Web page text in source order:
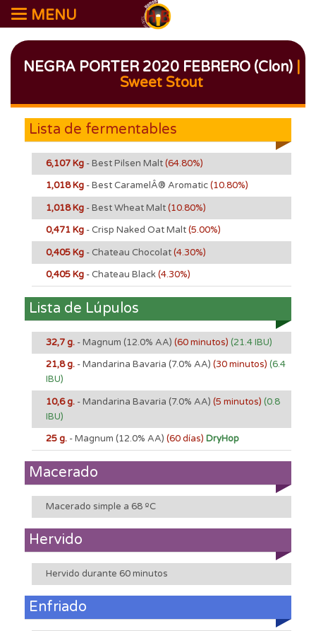
MENU
NEGRA PORTER 2020 FEBRERO (Clon)|
Sweet Stout
Lista de fermentables
6,107 Kg - Best Pilsen Malt(64.80%)
1,018 Kg - Best CaramelÂ® Aromatic(10.80%)
1,018 Kg - Best Wheat Malt(10.80%)
0,471 Kg - Crisp Naked Oat Malt(5.00%)
0,405 Kg - Chateau Chocolat(4.30%)
0,405 Kg - Chateau Black(4.30%)
Lista de Lúpulos
32,7 g. - Magnum (12.0% AA) (60 minutos) (21.4 IBU)
21,8 g. - Mandarina Bavaria (7.0% AA) (30 minutos) (6.4
IBU)
10,6 g. - Mandarina Bavaria (7.0% AA) (5 minutos) (0.8
IBU)
25 g. - Magnum (12.0% AA) (60 días) DryHop
Macerado
Macerado simple a 68 ºC
Hervido
Hervido durante 60 minutos
Enfriado